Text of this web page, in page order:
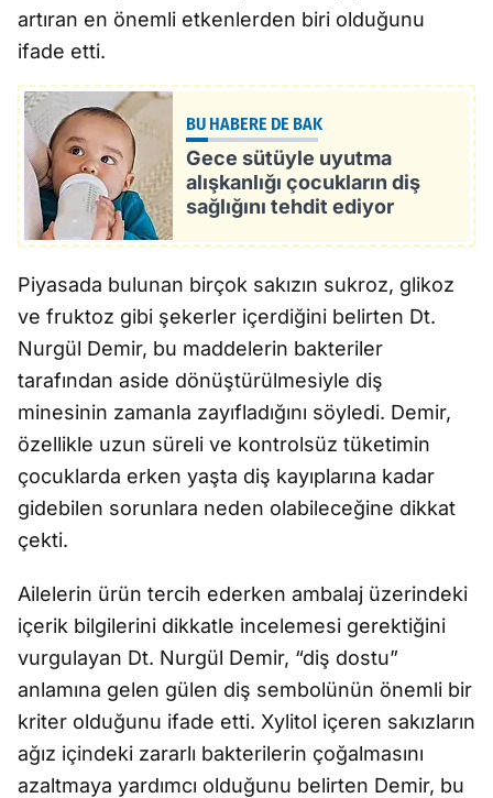
artıran en önemli etkenlerden biri olduğunu
ifade etti.
BU HABERE DE BAK
Gece sütüyle uyutma
alışkanlığı çocukların diş
sağlığını tehdit ediyor
Piyasada bulunan birçok sakızın sukroz, glikoz
ve fruktoz gibi şekerler içerdiğini belirten Dt.
Nurgül Demir, bu maddelerin bakteriler
tarafından aside dönüştürülmesiyle diş
minesinin zamanla zayıfladığını söyledi. Demir,
özellikle uzun süreli ve kontrolsüz tüketimin
çocuklarda erken yaşta diş kayıplarına kadar
gidebilen sorunlara neden olabileceğine dikkat
çekti.
Ailelerin ürün tercih ederken ambalaj üzerindeki
içerik bilgilerini dikkatle incelemesi gerektiğini
vurgulayan Dt. Nurgül Demir, “diş dostu”
anlamına gelen gülen diş sembolünün önemli bir
kriter olduğunu ifade etti. Xylitol içeren sakızların
ağız içindeki zararlı bakterilerin çoğalmasını
azaltmaya yardımcı olduğunu belirten Demir, bu